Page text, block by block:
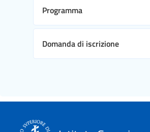
Programma
Domanda di iscrizione